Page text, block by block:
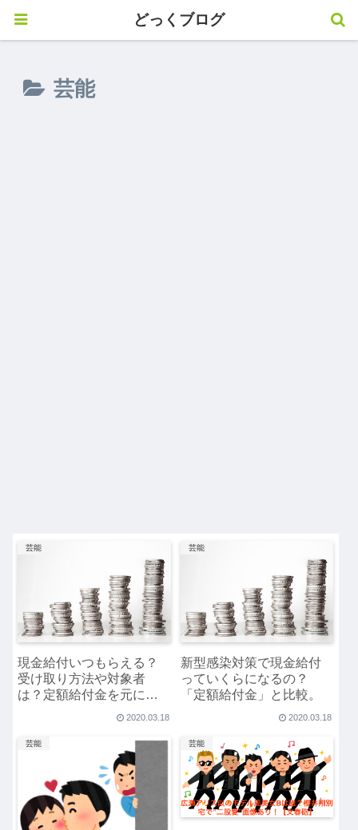
芸能
芸能
現金給付いつもらえる？
受け取り方法や対象者
は？定額給付金を元に解
2020.03.18
芸能
新型感染対策で現金給付
っていくらになるの？
「定額給付金」と比較。
2020.03.18
芸能 芸能
どっくブログ